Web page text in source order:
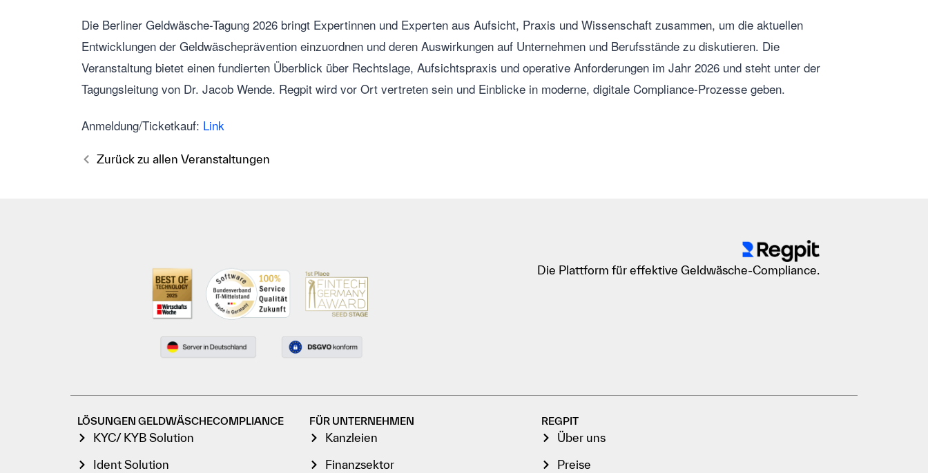
Die Berliner Geldwäsche-Tagung 2026bringt Expertinnen und Experten aus Aufsicht, Praxis und Wissenschaft zusammen, um die aktuellen
Entwicklungen der Geldwäscheprävention einzuordnen und deren Auswirkungen auf Unternehmen und Berufsstände zu diskutieren. Die
Veranstaltung bietet einen fundierten Überblick über Rechtslage, Aufsichtspraxis und operative Anforderungen im Jahr 2026 und steht unter der
Tagungsleitung von Dr. Jacob Wende. Regpit wird vor Ort vertreten seinund Einblicke in moderne, digitale Compliance-Prozesse geben.
Anmeldung/Ticketkauf: Link
Zurück zu allen Veranstaltungen
Die Plattform für effektive Geldwäsche-Compliance.
LÖSUNGEN GELDWÄSCHECOMPLIANCE
KYC/ KYB Solution
Ident Solution
FÜR UNTERNEHMEN
Kanzleien
Finanzsektor
REGPIT
Über uns
Preise